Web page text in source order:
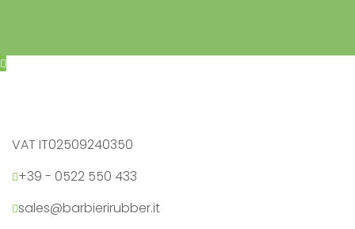
VAT IT02509240350
+39 - 0522 550 433
sales@barbierirubber.it